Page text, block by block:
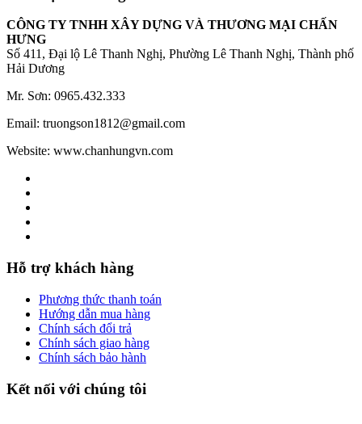
CÔNG TY TNHH XÂY DỰNG VÀ THƯƠNG MẠI CHẤN
HƯNG
Số 411, Đại lộ Lê Thanh Nghị, Phường Lê Thanh Nghị, Thành phố
Hải Dương
Mr. Sơn: 0965.432.333
Email: truongson1812@gmail.com
Website: www.chanhungvn.com
Hỗ trợ khách hàng
Phương thức thanh toán
Hướng dẫn mua hàng
Chính sách đổi trả
Chính sách giao hàng
Chính sách bảo hành
Kết nối với chúng tôi